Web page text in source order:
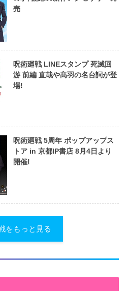
売
呪術廻戦 LINEスタンプ 死滅回
游 前編 直哉や髙羽の名台詞が登
場!
呪術廻戦 5周年 ポップアップス
トア in 京都IP書店 8月4日より
開催!
をもっと見る